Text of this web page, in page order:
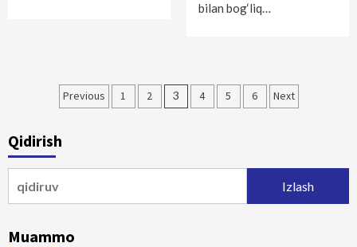
bilan bog‘liq…
Maqolalar
harakatlanish
Previous 1 2 3 4 5 6 Next
Qidirish
Muammo